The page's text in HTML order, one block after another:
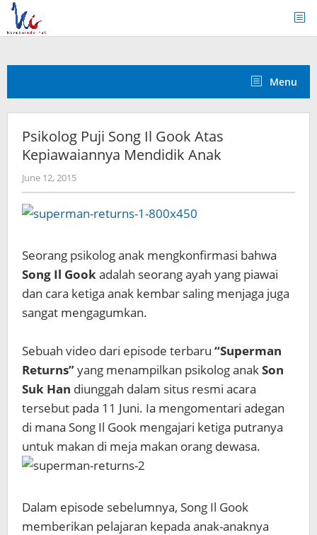
Skip
content
Menu
Psikolog Puji Song Il Gook Atas
Kepiawaiannya Mendidik Anak
June 12, 2015by
Koreanindo
Seorang psikolog anak mengkonfirmasi bahwa
Song Il Gookadalah seorang ayah yang piawai
dan cara ketiga anak kembar saling menjaga juga
sangat mengagumkan.
Sebuah video dari episode terbaru “Superman
Returns”yang menampilkan psikolog anakSon
Suk Han diunggah dalam situs resmi acara
tersebut pada 11 Juni. Ia mengomentari adegan
di mana Song Il Gook mengajari ketiga putranya
untuk makan di meja makan orang dewasa.
Dalam episode sebelumnya, Song Il Gook
memberikan pelajaran kepada anak-anaknya